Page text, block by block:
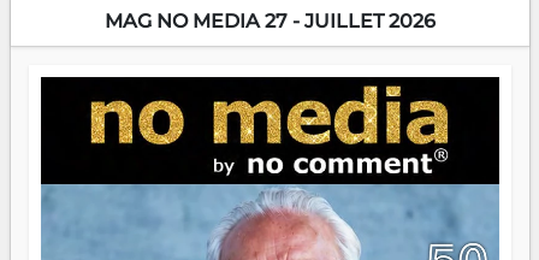
encore meilleures. Aina Rasamoelina vient de décrocher le
Prix RFI Instrumental Afrique. Miangaly Elia rafle le Prix
jeunes qui tiennent la torche. Alors oui, on pourrait
s'arrêter là, applaudir et rentrer chez soi satisfait. Mais ce
serait passer à côté d'une chose essentielle. La fougue, ça
brûle fort — et parfois, ça brûle vite. Une flamme sans
direction peut éclairer autant qu'elle peut consumer. C'est
là que les aînés entrent en scène — pas pour reprendre le
gouvernail, mais pour montrer où sont les récifs. Les jeunes
ont la force, les vieux ont l'expérience, comme on dit. Ce
n'est pas un combat de générations — c'est une question
MAG NO MEDIA 27 - JUILLET 2026